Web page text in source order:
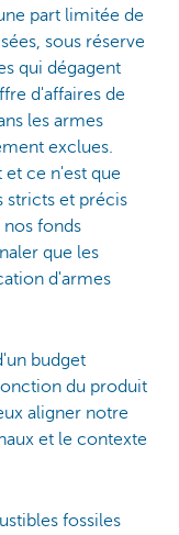
part limitée de
sous réserve
qui dégagent
d'affaires de
les armes
exclues.
et ce n'est que
stricts et précis
nos fonds
que les
d'armes
budget
du produit
aligner notre
et le contexte
fossiles